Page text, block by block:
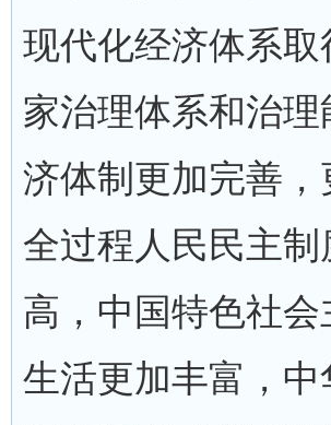
现代化经济体系
家治理体系和治
济体制更加完善
全过程人民民主
高，中国特色社
生活更加丰富，